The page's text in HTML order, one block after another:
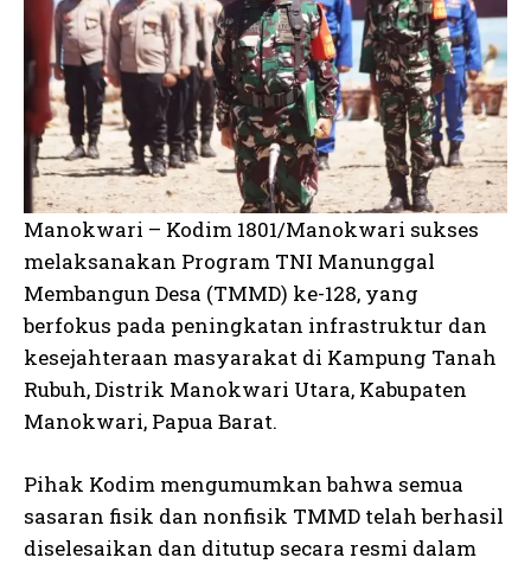
Manokwari – Kodim 1801/Manokwari sukses
melaksanakan Program TNI Manunggal
Membangun Desa (TMMD) ke-128, yang
berfokus pada peningkatan infrastruktur dan
kesejahteraan masyarakat di Kampung Tanah
Rubuh, Distrik Manokwari Utara, Kabupaten
Manokwari, Papua Barat.
Pihak Kodim mengumumkan bahwa semua
sasaran fisik dan nonfisik TMMD telah berhasil
diselesaikan dan ditutup secara resmi dalam